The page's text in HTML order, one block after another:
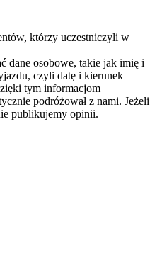
którzy uczestniczyli w
dane osobowe, takie jak imię i
czyli datę i kierunek
tym informacjom
podróżował z nami. Jeżeli
publikujemy opinii.